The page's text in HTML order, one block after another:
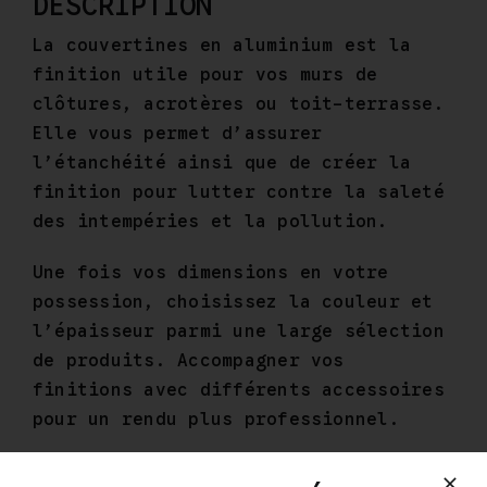
La couvertines en aluminium est la
finition utile pour vos murs de
clôtures, acrotères ou toit-terrasse.
Elle vous permet d’assurer
l’étanchéité ainsi que de créer la
finition pour lutter contre la saleté
des intempéries et la pollution.
Une fois vos dimensions en votre
possession, choisissez la couleur et
l’épaisseur parmi une large sélection
de produits. Accompagner vos
finitions avec différents accessoires
pour un rendu plus professionnel.